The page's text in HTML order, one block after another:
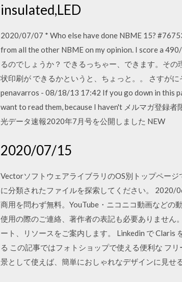
insulated,LED
2020/07/07 * Who else have done NBME 15?
from all the other NBME on my opinion. I score a
るのでしょうか？ できるっちゃー、できます。そ
状印刷が できるかというと、ちょっと。。 さすが
penavarros - 08/18/13 17:42 If you go down in this
want to read them, because I haven't メルマガ登録
光データ速報2020年7月号を公開しました NEW
2020/07/15
VectorソフトウェアライブラリのOS別トップペー
に分類されたファイルを探索してください。
商用を問わず無料。YouTube・ニコニコ動画などの
使用の際のご連絡、著作者の表記も必要ありませ
ート、リソースをご案内します。 Linkedin で Claris
る この記事ではフォトショップで使える便利な フ
景として使えば、簡単におしゃれなデザインに見せ